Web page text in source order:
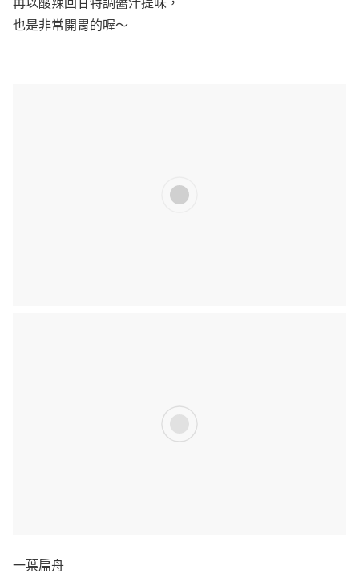
也是非常開胃的喔～
一葉扁舟